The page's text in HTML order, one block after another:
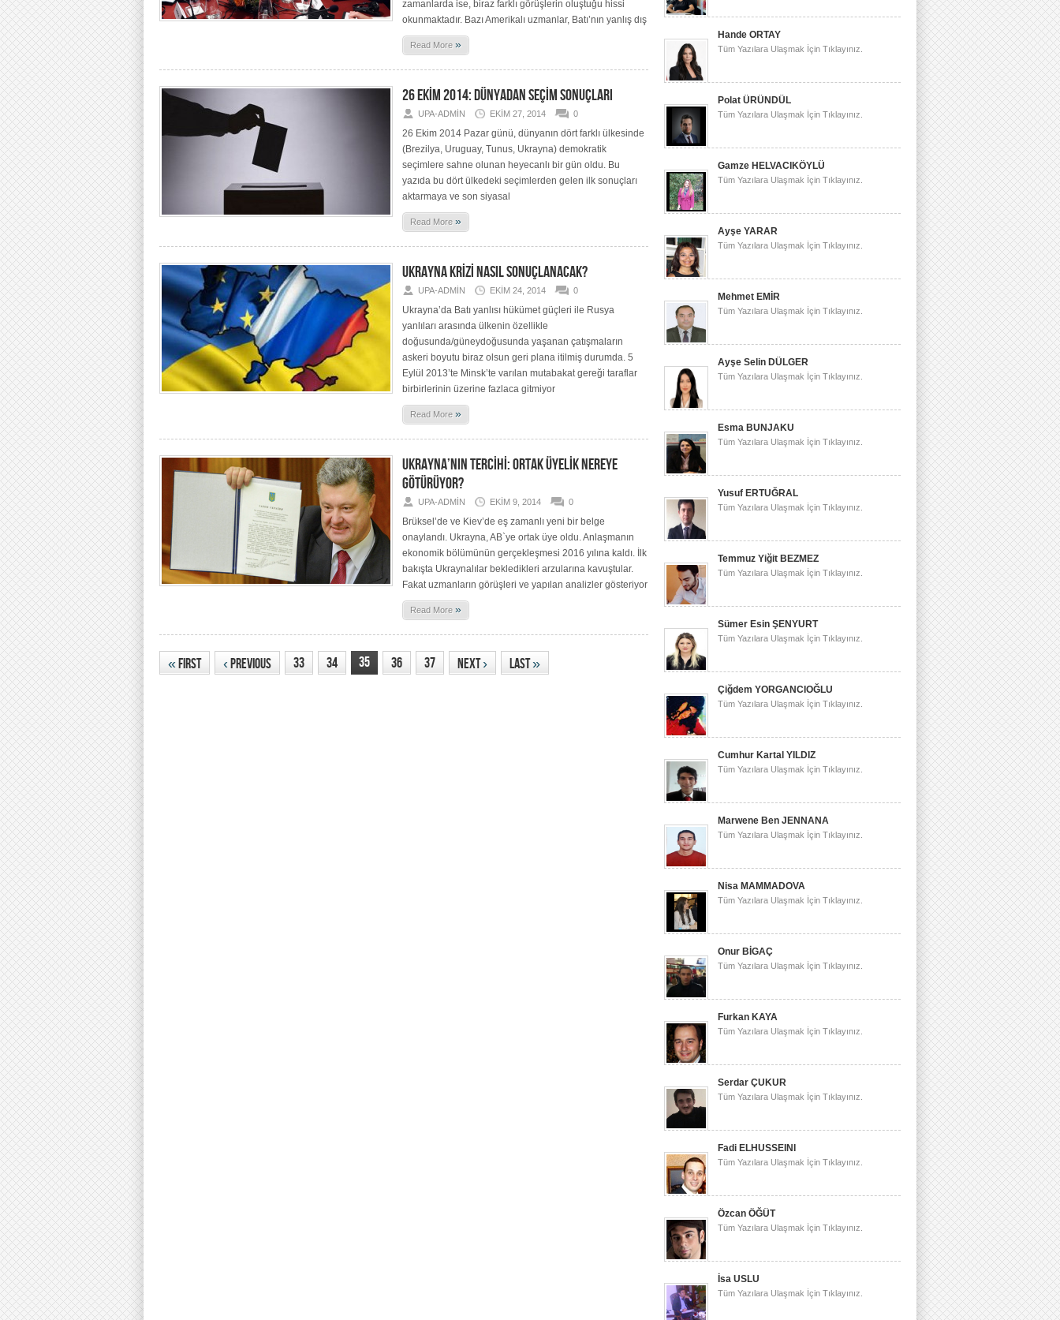
zamanlarda ise, biraz farklı görüşlerin oluştuğu hissi
okunmaktadır. Bazı Amerikalı uzmanlar, Batı’nın yanlış dış
Read More »
26 EKİM 2014: DÜNYADAN SEÇİM SONUÇLARI
UPA-ADMIN EKIM 27, 2014 0
26 Ekim 2014 Pazar günü, dünyanın dört farklı ülkesinde
(Brezilya, Uruguay, Tunus, Ukrayna) demokratik
seçimlere sahne olunan heyecanlı bir gün oldu. Bu
yazıda bu dört ülkedeki seçimlerden gelen ilk sonuçları
aktarmaya ve son siyasal
Read More »
UKRAYNA KRİZİ NASIL SONUÇLANACAK?
UPA-ADMIN EKIM 24, 2014 0
Ukrayna’da Batı yanlısı hükümet güçleri ile Rusya
yanlıları arasında ülkenin özellikle
doğusunda/güneydoğusunda yaşanan çatışmaların
askeri boyutu biraz olsun geri plana itilmiş durumda. 5
Eylül 2013’te Minsk’te varılan mutabakat gereği taraflar
birbirlerinin üzerine fazlaca gitmiyor
Read More »
UKRAYNA’NIN TERCİHİ: ORTAK ÜYELİK NEREYE
GÖTÜRÜYOR?
UPA-ADMIN EKIM 9, 2014 0
Brüksel’de ve Kiev’de eş zamanlı yeni bir belge
onaylandı. Ukrayna, AB`ye ortak üye oldu. Anlaşmanın
ekonomik bölümünün gerçekleşmesi 2016 yılına kaldı. İlk
bakışta Ukraynalılar bekledikleri arzularına kavuştular.
Fakat uzmanların görüşleri ve yapılan analizler gösteriyor
Read More »
« First ‹ Previous 33 34 35 36 37 Next› Last»
Hande ORTAY
Tüm Yazılara Ulaşmak İçin Tıklayınız.
Polat ÜRÜNDÜL
Tüm Yazılara Ulaşmak İçin Tıklayınız.
Gamze HELVACIKÖYLÜ
Tüm Yazılara Ulaşmak İçin Tıklayınız.
Ayşe YARAR
Tüm Yazılara Ulaşmak İçin Tıklayınız.
Mehmet EMİR
Tüm Yazılara Ulaşmak İçin Tıklayınız.
Ayşe Selin DÜLGER
Tüm Yazılara Ulaşmak İçin Tıklayınız.
Esma BUNJAKU
Tüm Yazılara Ulaşmak İçin Tıklayınız.
Yusuf ERTUĞRAL
Tüm Yazılara Ulaşmak İçin Tıklayınız.
Temmuz Yiğit BEZMEZ
Tüm Yazılara Ulaşmak İçin Tıklayınız.
Sümer Esin ŞENYURT
Tüm Yazılara Ulaşmak İçin Tıklayınız.
Çiğdem YORGANCIOĞLU
Tüm Yazılara Ulaşmak İçin Tıklayınız.
Cumhur Kartal YILDIZ
Tüm Yazılara Ulaşmak İçin Tıklayınız.
Marwene Ben JENNANA
Tüm Yazılara Ulaşmak İçin Tıklayınız.
Nisa MAMMADOVA
Tüm Yazılara Ulaşmak İçin Tıklayınız.
Onur BİGAÇ
Tüm Yazılara Ulaşmak İçin Tıklayınız.
Furkan KAYA
Tüm Yazılara Ulaşmak İçin Tıklayınız.
Serdar ÇUKUR
Tüm Yazılara Ulaşmak İçin Tıklayınız.
Fadi ELHUSSEINI
Tüm Yazılara Ulaşmak İçin Tıklayınız.
Özcan ÖĞÜT
Tüm Yazılara Ulaşmak İçin Tıklayınız.
İsa USLU
Tüm Yazılara Ulaşmak İçin Tıklayınız.